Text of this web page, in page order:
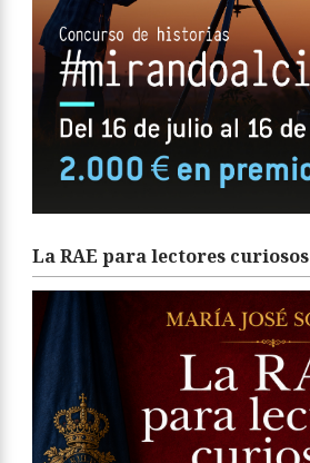
La RAE para lectores curiosos